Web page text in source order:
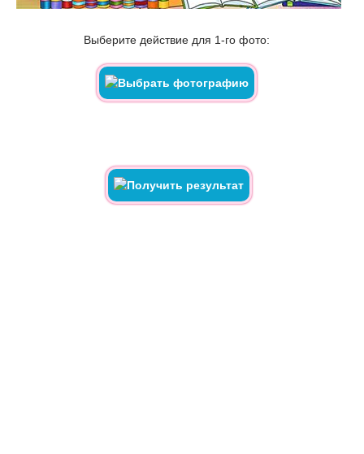
Выберите действие для 1-го фото: